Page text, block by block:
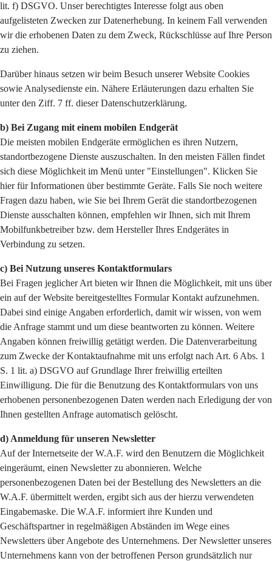
lit. f) DSGVO. Unser berechtigtes Interesse folgt aus oben
aufgelisteten Zwecken zur Datenerhebung. In keinem Fall verwenden
wir die erhobenen Daten zu dem Zweck, Rückschlüsse auf Ihre Person
zu ziehen.
Darüber hinaus setzen wir beim Besuch unserer Website Cookies
sowie Analysedienste ein. Nähere Erläuterungen dazu erhalten Sie
unter den Ziff. 7 ff. dieser Datenschutzerklärung.
b) Bei Zugang mit einem mobilen Endgerät
Die meisten mobilen Endgeräte ermöglichen es ihren Nutzern,
standortbezogene Dienste auszuschalten. In den meisten Fällen findet
sich diese Möglichkeit im Menü unter "Einstellungen". Klicken Sie
hier für Informationen über bestimmte Geräte. Falls Sie noch weitere
Fragen dazu haben, wie Sie bei Ihrem Gerät die standortbezogenen
Dienste ausschalten können, empfehlen wir Ihnen, sich mit Ihrem
Mobilfunkbetreiber bzw. dem Hersteller Ihres Endgerätes in
Verbindung zu setzen.
c) Bei Nutzung unseres Kontaktformulars
Bei Fragen jeglicher Art bieten wir Ihnen die Möglichkeit, mit uns über
ein auf der Website bereitgestelltes Formular Kontakt aufzunehmen.
Dabei sind einige Angaben erforderlich, damit wir wissen, von wem
die Anfrage stammt und um diese beantworten zu können. Weitere
Angaben können freiwillig getätigt werden. Die Datenverarbeitung
zum Zwecke der Kontaktaufnahme mit uns erfolgt nach Art. 6 Abs. 1
S. 1 lit. a) DSGVO auf Grundlage Ihrer freiwillig erteilten
Einwilligung. Die für die Benutzung des Kontaktformulars von uns
erhobenen personenbezogenen Daten werden nach Erledigung der von
Ihnen gestellten Anfrage automatisch gelöscht.
d) Anmeldung für unseren Newsletter
Auf der Internetseite der W.A.F. wird den Benutzern die Möglichkeit
eingeräumt, einen Newsletter zu abonnieren. Welche
personenbezogenen Daten bei der Bestellung des Newsletters an die
W.A.F. übermittelt werden, ergibt sich aus der hierzu verwendeten
Eingabemaske. Die W.A.F. informiert ihre Kunden und
Geschäftspartner in regelmäßigen Abständen im Wege eines
Newsletters über Angebote des Unternehmens. Der Newsletter unseres
Unternehmens kann von der betroffenen Person grundsätzlich nur